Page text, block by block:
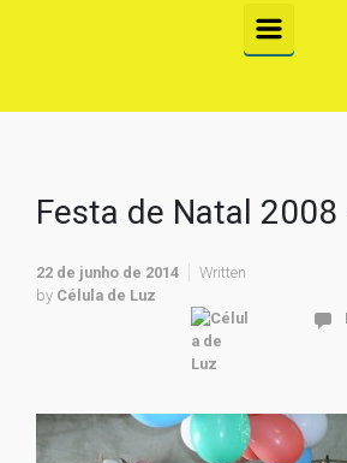
Festa de Natal
22 de junho de 2014
Written
by Célula de Luz